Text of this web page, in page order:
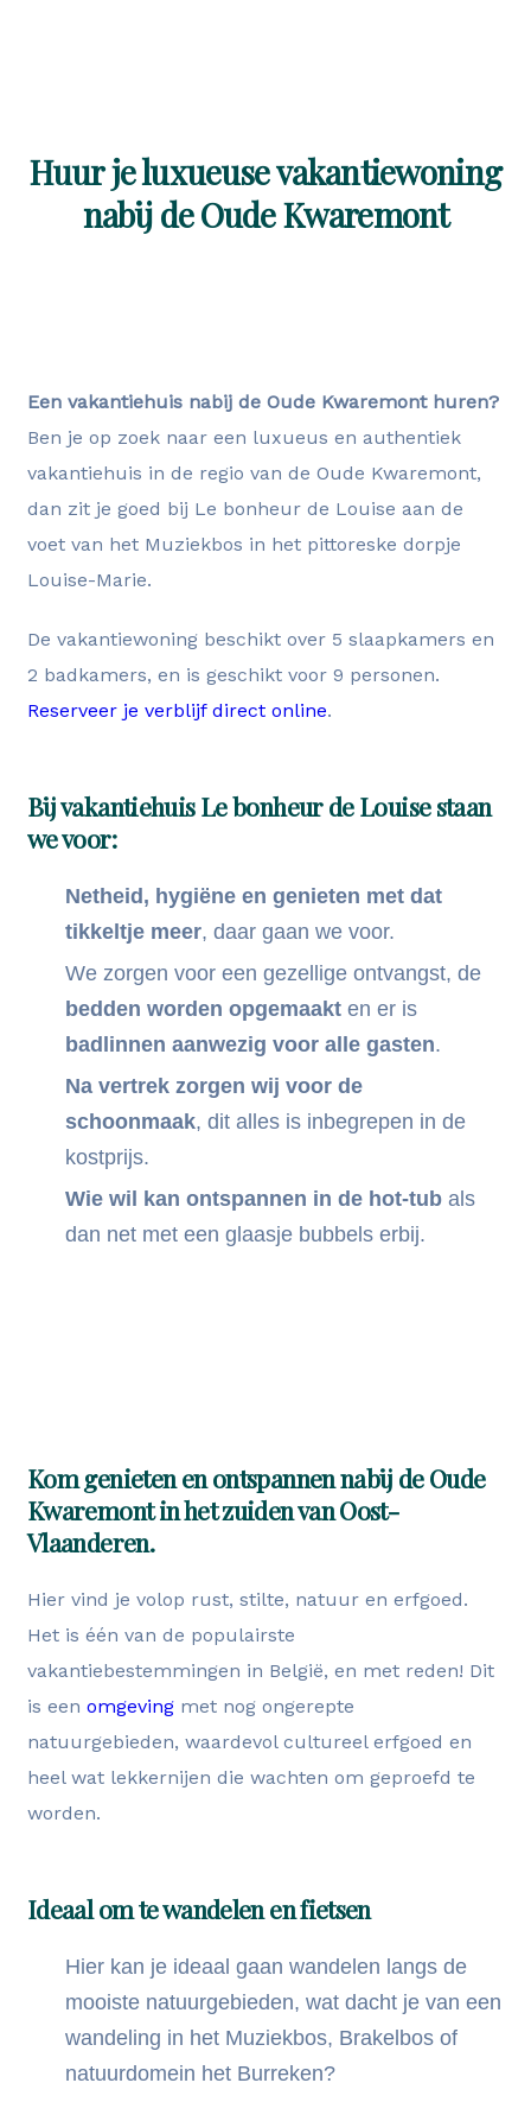
Huur je luxueuse vakantiewoning
nabij de Oude Kwaremont
Een vakantiehuis nabij de Oude Kwaremont huren?
Ben je op zoek naar een luxueus en authentiek
vakantiehuis in de regio van de Oude Kwaremont,
dan zit je goed bij Le bonheur de Louise aan de
voet van het Muziekbos in het pittoreske dorpje
Louise-Marie.
De vakantiewoning beschikt over 5 slaapkamers en
2 badkamers, en is geschikt voor 9 personen.
Reserveer je verblijf direct online.
Bij vakantiehuis Le bonheur de Louise staan
we voor:
Netheid, hygiëne en genieten met dat
tikkeltje meer, daar gaan we voor.
We zorgen voor een gezellige ontvangst, de
bedden worden opgemaakt en er is
badlinnen aanwezig voor alle gasten.
Na vertrek zorgen wij voor de
schoonmaak, dit alles is inbegrepen in de
kostprijs.
Wie wil kan ontspannen in de hot-tub als
dan net met een glaasje bubbels erbij.
Kom genieten en ontspannen nabij de Oude
Kwaremont in het zuiden van Oost-
Vlaanderen.
Hier vind je volop rust, stilte, natuur en erfgoed.
Het is één van de populairste
vakantiebestemmingen in België, en met reden! Dit
is een omgeving met nog ongerepte
natuurgebieden, waardevol cultureel erfgoed en
heel wat lekkernijen die wachten om geproefd te
worden.
Ideaal om te wandelen en fietsen
Hier kan je ideaal gaan wandelen langs de
mooiste natuurgebieden, wat dacht je van een
wandeling in het Muziekbos, Brakelbos of
natuurdomein het Burreken?